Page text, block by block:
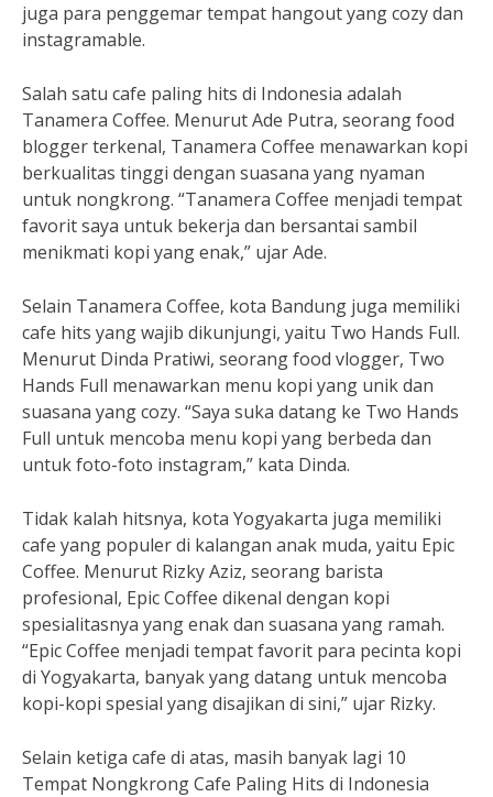
juga para penggemar tempat hangout yang cozy dan
instagramable.
Salah satu cafe paling hits di Indonesia adalah
Tanamera Coffee. Menurut Ade Putra, seorang food
blogger terkenal, Tanamera Coffee menawarkan kopi
berkualitas tinggi dengan suasana yang nyaman
untuk nongkrong. “Tanamera Coffee menjadi tempat
favorit saya untuk bekerja dan bersantai sambil
menikmati kopi yang enak,” ujar Ade.
Selain Tanamera Coffee, kota Bandung juga memiliki
cafe hits yang wajib dikunjungi, yaitu Two Hands Full.
Menurut Dinda Pratiwi, seorang food vlogger, Two
Hands Full menawarkan menu kopi yang unik dan
suasana yang cozy. “Saya suka datang ke Two Hands
Full untuk mencoba menu kopi yang berbeda dan
untuk foto-foto instagram,” kata Dinda.
Tidak kalah hitsnya, kota Yogyakarta juga memiliki
cafe yang populer di kalangan anak muda, yaitu Epic
Coffee. Menurut Rizky Aziz, seorang barista
profesional, Epic Coffee dikenal dengan kopi
spesialitasnya yang enak dan suasana yang ramah.
“Epic Coffee menjadi tempat favorit para pecinta kopi
di Yogyakarta, banyak yang datang untuk mencoba
kopi-kopi spesial yang disajikan di sini,” ujar Rizky.
Selain ketiga cafe di atas, masih banyak lagi 10
Tempat Nongkrong Cafe Paling Hits di Indonesia